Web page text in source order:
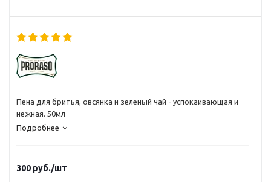
Пена для бритья, овсянка и зеленый чай - успокаивающая и
нежная. 50мл
Подробнее
300 руб./шт